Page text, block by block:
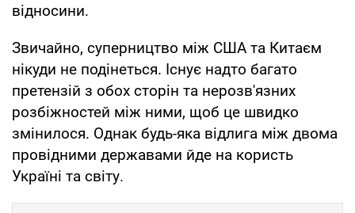
відносини.
Звичайно, суперництво між США та Китаєм
нікуди не подінеться. Існує надто багато
претензій з обох сторін та нерозв'язних
розбіжностей між ними, щоб це швидко
змінилося. Однак будь-яка відлига між двома
провідними державами йде на користь
Україні та світу.